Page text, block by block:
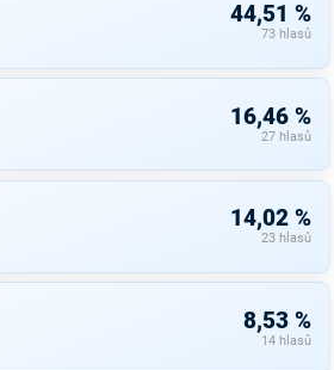
44,51 %
73 hlasů
16,46 %
27 hlasů
14,02 %
23 hlasů
8,53 %
14 hlasů